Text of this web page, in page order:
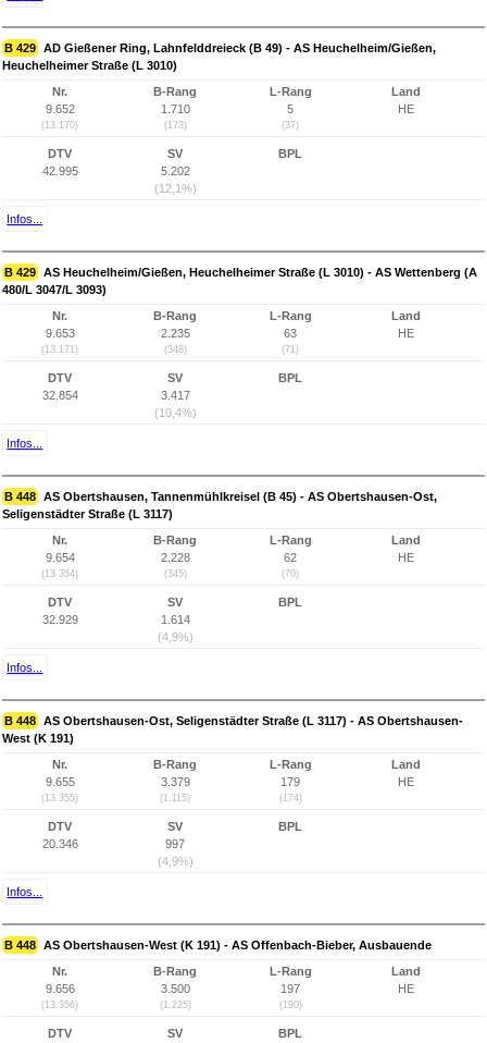
B 429 AD Gießener Ring, Lahnfelddreieck (B 49) - AS Heuchelheim/Gießen,
Heuchelheimer Straße (L 3010)
Nr.
9.652
(13.170)
B-Rang
1.710
(173)
L-Rang
5
(37)
Land
HE
DTV
42.995
SV
5.202
(12,1%)
BPL
Infos...
B 429 AS Heuchelheim/Gießen, Heuchelheimer Straße (L 3010) - AS Wettenberg (A
480/L 3047/L 3093)
Nr.
9.653
(13.171)
B-Rang
2.235
(348)
L-Rang
63
(71)
Land
HE
DTV
32.854
SV
3.417
(10,4%)
BPL
Infos...
B 448 AS Obertshausen, Tannenmühlkreisel (B 45) - AS Obertshausen-Ost,
Seligenstädter Straße (L 3117)
Nr.
9.654
(13.354)
B-Rang
2.228
(345)
L-Rang
62
(70)
Land
HE
DTV
32.929
SV
1.614
(4,9%)
BPL
Infos...
B 448 AS Obertshausen-Ost, Seligenstädter Straße (L 3117) - AS Obertshausen-
West (K 191)
Nr.
9.655
(13.355)
B-Rang
3.379
(1.115)
L-Rang
179
(174)
Land
HE
DTV
20.346
SV
997
(4,9%)
BPL
Infos...
B 448 AS Obertshausen-West (K 191) - AS Offenbach-Bieber, Ausbauende
Nr.
9.656
(13.356)
B-Rang
3.500
(1.225)
L-Rang
197
(190)
Land
HE
DTV SV BPL